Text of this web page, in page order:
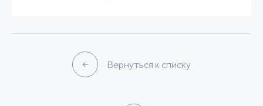
Вернуться к списку